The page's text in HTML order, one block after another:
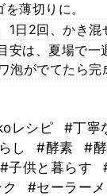
薄切りに。
1日2回、かき混
安は、夏場で一
泡がでてたら完
レシピ #丁寧
し
#酵素 #
#子供と暮らす
#セーラーメ